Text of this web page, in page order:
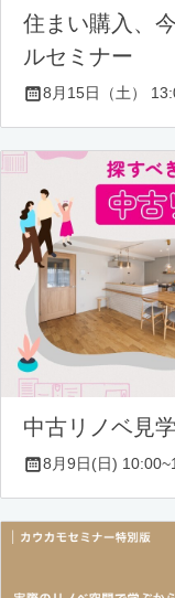
住まい購入、
ルセミナー
8月15日（土）
中古リノベ見
8月9日(日)